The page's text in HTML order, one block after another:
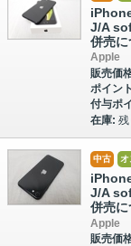
J/A
併売に
Apple
販売価
ポイン
付与ポ
在庫: 残
中古
J/A
併売に
Apple
販売価